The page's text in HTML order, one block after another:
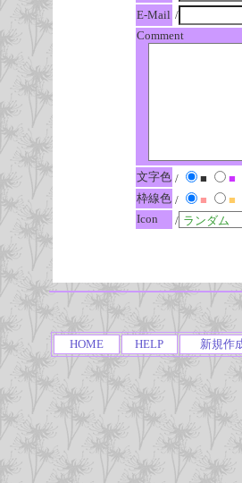
E-Mail /
Comment
文字色 / ■ ■
枠線色 / ■ ■
Icon
/
HOME HELP 新規作